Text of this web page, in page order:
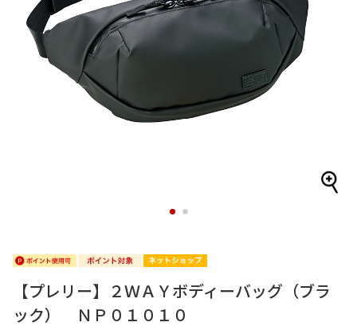
1 2
【プレリー】２ＷＡＹボディーバッグ（ブラ
ック） ＮＰ０１０１０